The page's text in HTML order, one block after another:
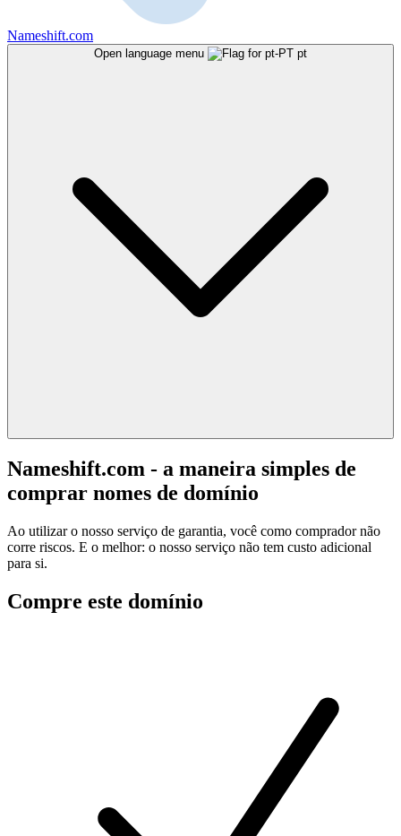
Nameshift.com
Open language menu pt
Nameshift.com - a maneira simples de
comprar nomes de domínio
Ao utilizar o nosso serviço de garantia, você como comprador não
corre riscos. E o melhor: o nosso serviço não tem custo adicional
para si.
Compre este domínio